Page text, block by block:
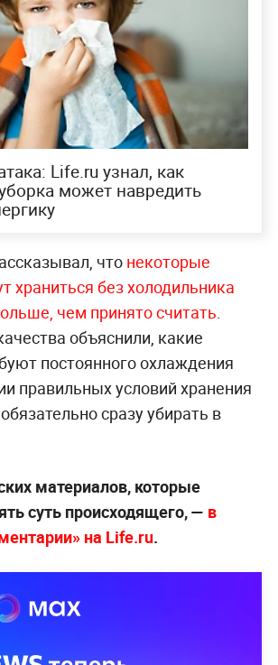
Life.ru узнал, как
может навредить
что некоторые
храниться без холодильника
чем принято считать.
объяснили, какие
постоянного охлаждения
правильных условий хранения
сразу убирать в
материалов, которые
суть происходящего, — в
на Life.ru.